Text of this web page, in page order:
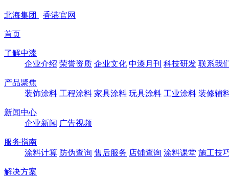
北海集团 香港官网
首页
了解中漆
企业介绍 荣誉资质 企业文化 中漆月刊 科技研发 联系我
产品聚焦
装饰涂料 工程涂料 家具涂料 玩具涂料 工业涂料 装修辅
新闻中心
企业新闻 广告视频
服务指南
涂料计算 防伪查询 售后服务 店铺查询 涂料课堂 施工技
解决方案